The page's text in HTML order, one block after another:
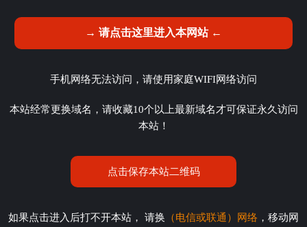
→ 请点击这里进入本网站 ←
手机网络无法访问，请使用家庭WIFI网络访问
本站经常更换域名，请收藏10个以上最新域名才可保证永久访问
本站！
点击保存本站二维码
如果点击进入后打不开本站， 请换 （电信或联通）网络 ，移动网